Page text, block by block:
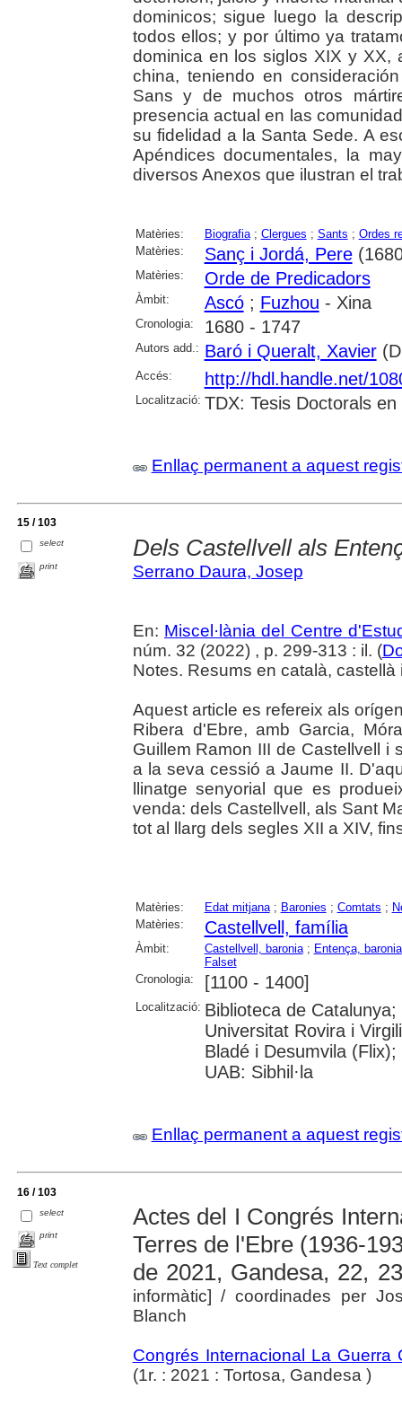
dominicos; sigue luego la
todos ellos; y por último ya
dominica en los siglos XIX y XX,
china, teniendo en
Sans y de muchos otros
presencia actual en las
su fidelidad a la Santa Sede. A
Apéndices documentales, la
diversos Anexos que ilustran el
Matèries: Biografia; Clergues ; Sants ; Ordes
Matèries:
Sanç i Jordá, Pere
Matèries: Orde de Predicadors
Àmbit: Ascó; Fuzhou - Xina
Cronologia: 1680 - 1747
Autors add.: Baró i Queralt, Xavier
Accés: http://hdl.handle.net/
Localització: TDX: Tesis Doctorals en
Enllaç permanent a aquest
15 / 103
select
print
Dels Castellvell als
Serrano Daura, Josep
En: Miscel·lània del Centre
núm. 32 (2022) , p. 299-313 : il. (
Notes. Resums en català, castellà
Aquest article es refereix als
Ribera d'Ebre, amb Garcia,
Guillem Ramon III de Castellvell i
a la seva cessió a Jaume II.
llinatge senyorial que es
venda: dels Castellvell, als Sant
tot al llarg dels segles XII a XIV,
Matèries: Edat mitjana; Baronies ; Comtats ;
Matèries:
Castellvell, família
Àmbit: Castellvell, baronia; Entença, baronia
Falset
Cronologia:
[1100 - 1400]
Localització: Biblioteca de
Universitat Rovira i
Bladé i Desumvila
UAB: Sibhil·la
Enllaç permanent a aquest
16 / 103
select
print
Text complet
Actes del I Congrés
Terres de l'Ebre (1936-
de 2021, Gandesa, 22,
informàtic]/ coordinades per
Blanch
Congrés Internacional La
(1r. : 2021 : Tortosa, Gandesa )